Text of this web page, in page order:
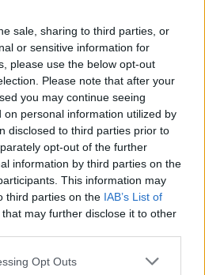
sale, sharing to third parties, or
or sensitive information for
please use the below opt-out
Please note that after your
you may continue seeing
on personal information utilized by
disclosed to third parties prior to
opt-out of the further
information by third parties on the
This information may
third parties on the IAB’s List of
that may further disclose it to other
app uses one or more Google
Opt Outs
firmy, projektanta itp.
dysortograf?
tego Gwida, kiedy tego Gwido
Gwido
zwrotu veni, vidi, vici
shotów